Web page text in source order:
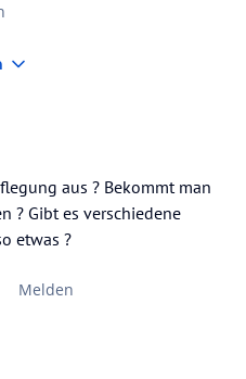
aus ? Bekommt man
? Gibt es verschiedene
etwas ?
Melden